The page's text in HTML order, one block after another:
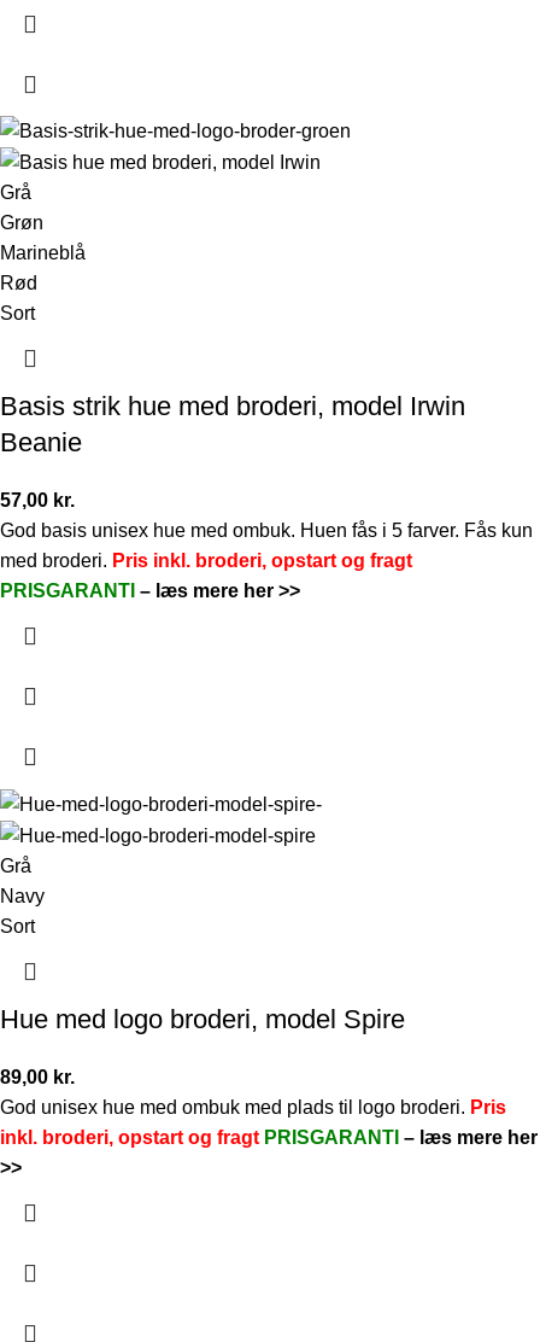
Grå
Grøn
Marineblå
Rød
Sort
Basis strik hue med broderi, model Irwin
Beanie
57,00 kr.
God basis unisex hue med ombuk. Huen fås i 5 farver. Fås kun
med broderi. Pris inkl. broderi, opstart og fragt
PRISGARANTI – læs mere her >>
Grå
Navy
Sort
Hue med logo broderi, model Spire
89,00 kr.
God unisex hue med ombuk med plads til logo broderi. Pris
inkl. broderi, opstart og fragt PRISGARANTI – læs mere her
>>